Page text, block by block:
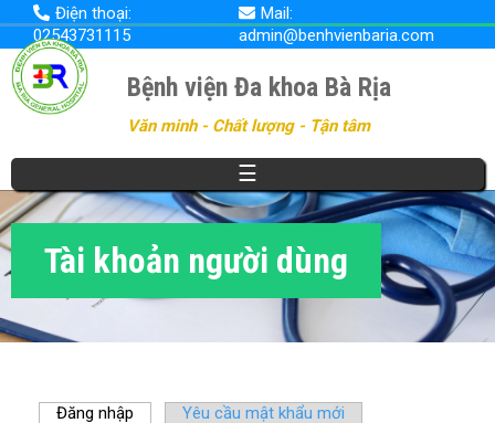
Nhảy
đến
nội
dung
Điện thoại:
02543731115
Mail:
admin@benhvienbaria.com
Bệnh viện Đa khoa Bà Rịa
Văn minh - Chất lượng - Tận tâm
☰
Tài khoản người dùng
Đăng nhập
Yêu cầu mật khẩu mới